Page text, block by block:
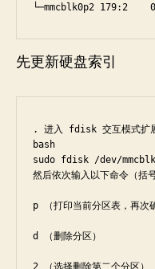
└─mmcblk0p2 179:2
先更新硬盘索引
. 进入 fdisk 交互模式扩
bash
sudo fdisk /dev/
然后依次输入以下命令（括
p （打印当前分区表，再次
d （删除分区）